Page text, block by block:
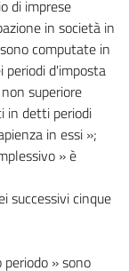
di imprese
in società in
computate in
periodi d'imposta
superiore
in detti periodi
in essi »;
» è
successivi cinque
» sono